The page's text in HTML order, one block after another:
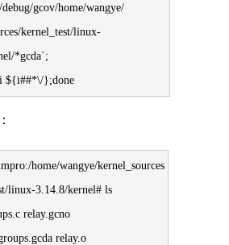
gcov/home/wangye/
kernel_test/linux-
*gcda`;
${i##*\/};done
home/wangye/kernel_sources
linux-3.14.8/kernel# ls
relay.gcno
relay.o